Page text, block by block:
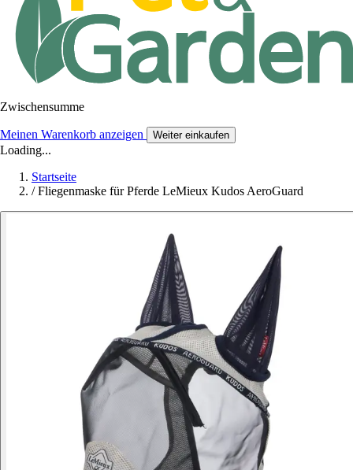
Zwischensumme
Meinen Warenkorb anzeigen Weiter einkaufen
Loading...
Startseite
/ Fliegenmaske für Pferde LeMieux Kudos AeroGuard